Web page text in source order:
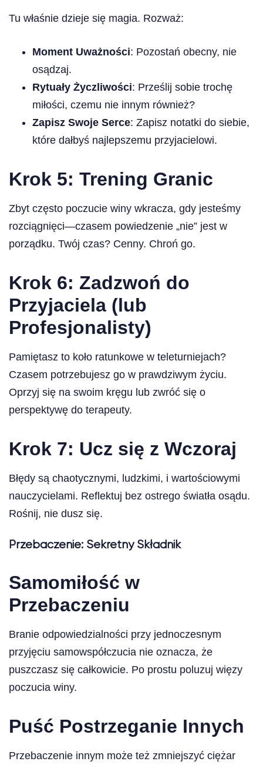
Tu właśnie dzieje się magia. Rozważ:
Moment Uważności: Pozostań obecny, nie
osądzaj.
Rytuały Życzliwości: Prześlij sobie trochę
miłości, czemu nie innym również?
Zapisz Swoje Serce: Zapisz notatki do siebie,
które dałbyś najlepszemu przyjacielowi.
Krok 5: Trening Granic
Zbyt często poczucie winy wkracza, gdy jesteśmy
rozciągnięci—czasem powiedzenie „nie” jest w
porządku. Twój czas? Cenny. Chroń go.
Krok 6: Zadzwoń do
Przyjaciela (lub
Profesjonalisty)
Pamiętasz to koło ratunkowe w teleturniejach?
Czasem potrzebujesz go w prawdziwym życiu.
Oprzyj się na swoim kręgu lub zwróć się o
perspektywę do terapeuty.
Krok 7: Ucz się z Wczoraj
Błędy są chaotycznymi, ludzkimi, i wartościowymi
nauczycielami. Reflektuj bez ostrego światła osądu.
Rośnij, nie dusz się.
Przebaczenie: Sekretny Składnik
Samomiłość w
Przebaczeniu
Branie odpowiedzialności przy jednoczesnym
przyjęciu samowspółczucia nie oznacza, że
puszczasz się całkowicie. Po prostu poluzuj więzy
poczucia winy.
Puść Postrzeganie Innych
Przebaczenie innym może też zmniejszyć ciężar